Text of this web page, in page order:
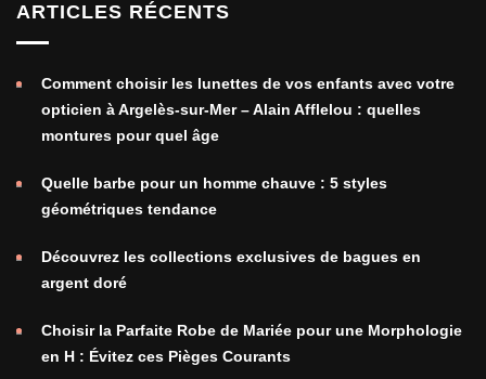
ARTICLES RÉCENTS
Comment choisir les lunettes de vos enfants avec votre
opticien à Argelès-sur-Mer – Alain Afflelou : quelles
montures pour quel âge
Quelle barbe pour un homme chauve : 5 styles
géométriques tendance
Découvrez les collections exclusives de bagues en
argent doré
Choisir la Parfaite Robe de Mariée pour une Morphologie
en H : Évitez ces Pièges Courants